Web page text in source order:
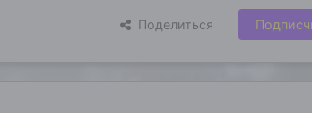
Поделиться